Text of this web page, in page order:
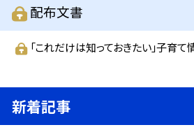
配布文書
「これだけは知っておきたい」子育て
新着記事